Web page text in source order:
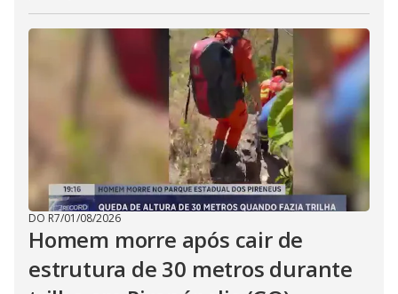
DO R7/01/08/2026
Homem morre após cair de
estrutura de 30 metros durante